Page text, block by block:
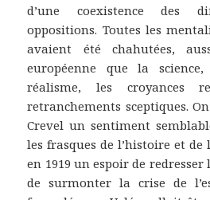
d’une coexistence des
oppositions. Toutes les
avaient été chahutées,
européenne que la
réalisme, les croyances
retranchements sceptiques.
Crevel un sentiment
les frasques de l’histoire et
en 1919 un espoir de
de surmonter la crise de